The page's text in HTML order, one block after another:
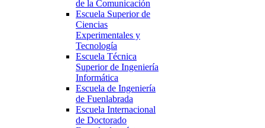
de la Comunicación
Escuela Superior de
Ciencias
Experimentales y
Tecnología
Escuela Técnica
Superior de Ingeniería
Informática
Escuela de Ingeniería
de Fuenlabrada
Escuela Internacional
de Doctorado